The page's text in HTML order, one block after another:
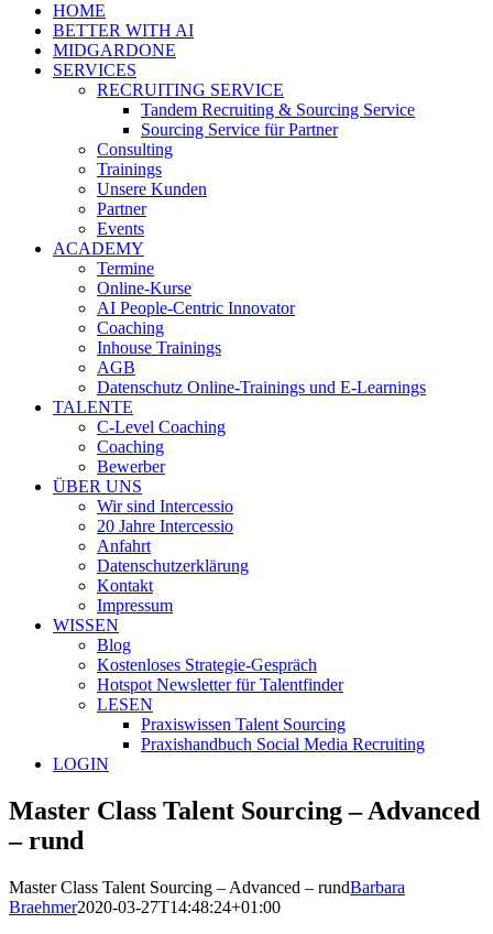
HOME
BETTER WITH AI
MIDGARDONE
SERVICES
RECRUITING SERVICE
Tandem Recruiting & Sourcing Service
Sourcing Service für Partner
Consulting
Trainings
Unsere Kunden
Partner
Events
ACADEMY
Termine
Online-Kurse
AI People-Centric Innovator
Coaching
Inhouse Trainings
AGB
Datenschutz Online-Trainings und E-Learnings
TALENTE
C-Level Coaching
Coaching
Bewerber
ÜBER UNS
Wir sind Intercessio
20 Jahre Intercessio
Anfahrt
Datenschutzerklärung
Kontakt
Impressum
WISSEN
Blog
Kostenloses Strategie-Gespräch
Hotspot Newsletter für Talentfinder
LESEN
Praxiswissen Talent Sourcing
Praxishandbuch Social Media Recruiting
LOGIN
Master Class Talent Sourcing – Advanced
– rund
Master Class Talent Sourcing – Advanced – rundBarbara
Braehmer2020-03-27T14:48:24+01:00